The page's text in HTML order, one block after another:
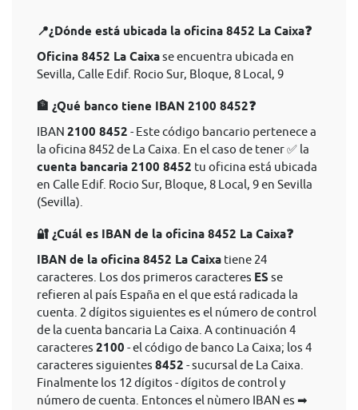
📍¿Dónde está ubicada la oficina 8452 La Caixa❓
Oficina 8452 La Caixase encuentra ubicada en
Sevilla, Calle Edif. Rocio Sur, Bloque, 8 Local, 9
🏦 ¿Qué banco tiene IBAN 2100 8452❓
IBAN 2100 8452 - Este código bancario pertenece a
la oficina 8452 de La Caixa. En el caso de tener ✅ la
cuenta bancaria 2100 8452 tu oficina está ubicada
en Calle Edif. Rocio Sur, Bloque, 8 Local, 9 en Sevilla
(Sevilla).
🔐 ¿Cuál es IBAN de la oficina 8452 La Caixa❓
IBAN de la oficina 8452 La Caixa tiene 24
caracteres. Los dos primeros caracteres ES se
refieren al país España en el que está radicada la
cuenta. 2 dígitos siguientes es el número de control
de la cuenta bancaria La Caixa. A continuación 4
caracteres 2100 - el código de banco La Caixa; los 4
caracteres siguientes 8452 - sucursal de La Caixa.
Finalmente los 12 dígitos - dígitos de control y
número de cuenta. Entonces el nùmero IBAN es ➡